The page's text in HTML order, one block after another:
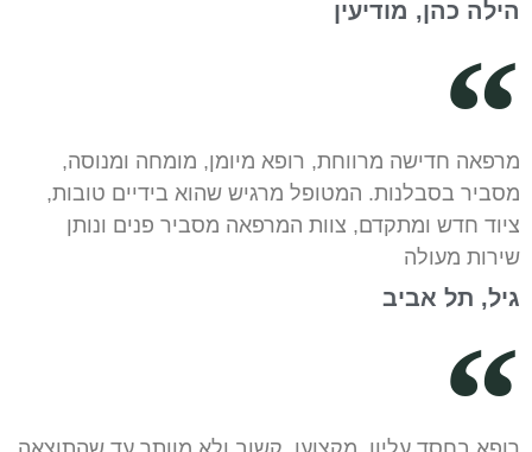
הילה כהן, מודיעין
מרפאה חדישה מרווחת, רופא מיומן, מומחה ומנוסה,
מסביר בסבלנות. המטופל מרגיש שהוא בידיים טובות,
ציוד חדש ומתקדם, צוות המרפאה מסביר פנים ונותן
שירות מעולה
גיל, תל אביב